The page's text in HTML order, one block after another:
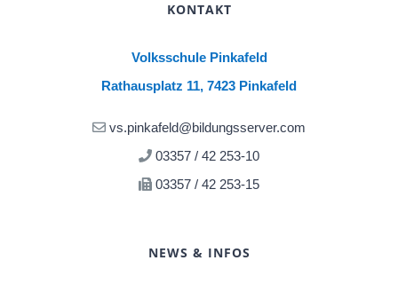
KONTAKT
Volksschule Pinkafeld
Rathausplatz 11, 7423 Pinkafeld
vs.pinkafeld@bildungsserver.com
03357 / 42 253-10
03357 / 42 253-15
NEWS & INFOS